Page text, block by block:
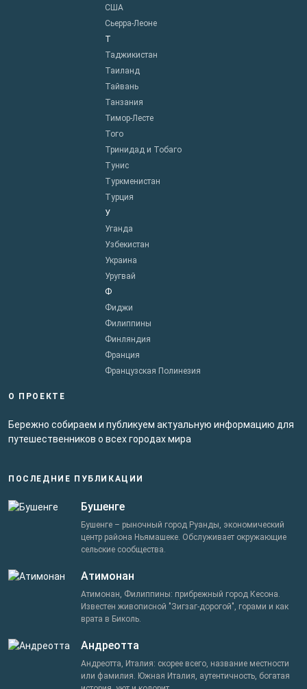
США
Сьерра-Леоне
Т
Таджикистан
Таиланд
Тайвань
Танзания
Тимор-Лесте
Того
Тринидад и Тобаго
Тунис
Туркменистан
Турция
У
Уганда
Узбекистан
Украина
Уругвай
Ф
Фиджи
Филиппины
Финляндия
Франция
Французская Полинезия
О ПРОЕКТЕ
Бережно собираем и публикуем актуальную информацию для
путешественников о всех городах мира
ПОСЛЕДНИЕ ПУБЛИКАЦИИ
Бушенге
Бушенге – рыночный город Руанды, экономический
центр района Ньямашеке. Обслуживает окружающие
сельские сообщества.
Атимонан
Атимонан, Филиппины: прибрежный город Кесона.
Известен живописной "Зигзаг-дорогой", горами и как
врата в Биколь.
Андреотта
Андреотта, Италия: скорее всего, название местности
или фамилия. Южная Италия, аутентичность, богатая